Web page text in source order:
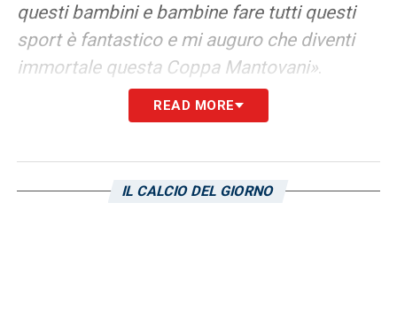
questi bambini e bambine fare tutti questi
sport è fantastico e mi auguro che diventi
immortale questa Coppa Mantovani».
FUTURO SAMPDORIA –«Cosa fare per la
l’allenatore e poi costruirci una squadra che
possa essere competitiva. Ci vogliono delle
READ MORE
IL CALCIO DEL GIORNO